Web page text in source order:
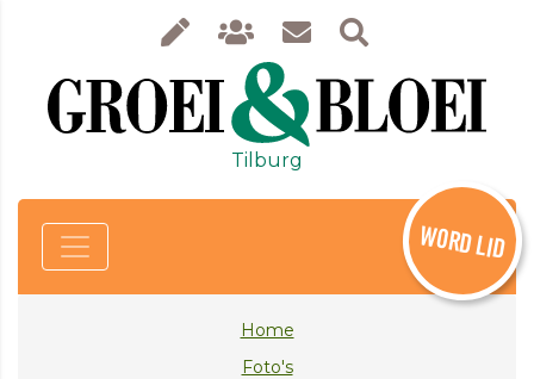
Tilburg
WORD LID
Home
Foto's